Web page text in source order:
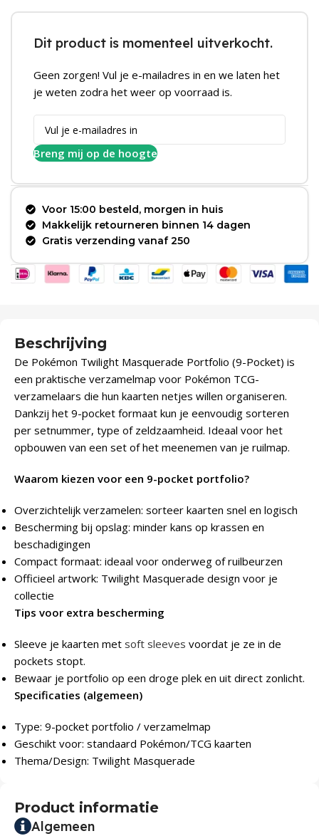
Dit product is momenteel uitverkocht.
Geen zorgen! Vul je e-mailadres in en we laten het
je weten zodra het weer op voorraad is.
Breng mij op de hoogte
Voor 15:00 besteld, morgen in huis
Makkelijk retourneren binnen 14 dagen
Gratis verzending vanaf 250
Beschrijving
De Pokémon Twilight Masquerade Portfolio (9-Pocket) is
een praktische verzamelmap voor Pokémon TCG-
verzamelaars die hun kaarten netjes willen organiseren.
Dankzij het 9-pocket formaat kun je eenvoudig sorteren
per setnummer, type of zeldzaamheid. Ideaal voor het
opbouwen van een set of het meenemen van je ruilmap.
Waarom kiezen voor een 9-pocket portfolio?
Overzichtelijk verzamelen: sorteer kaarten snel en logisch
Bescherming bij opslag: minder kans op krassen en
beschadigingen
Compact formaat: ideaal voor onderweg of ruilbeurzen
Officieel artwork: Twilight Masquerade design voor je
collectie
Tips voor extra bescherming
Sleeve je kaarten met soft sleeves voordat je ze in de
pockets stopt.
Bewaar je portfolio op een droge plek en uit direct zonlicht.
Specificaties (algemeen)
Type: 9-pocket portfolio / verzamelmap
Geschikt voor: standaard Pokémon/TCG kaarten
Thema/Design: Twilight Masquerade
Product informatie
Algemeen